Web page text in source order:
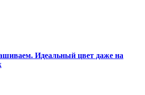
Идеальный цвет даже на